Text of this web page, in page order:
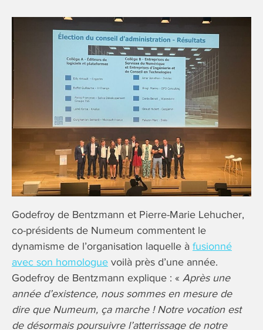
Godefroy de Bentzmann et Pierre-Marie Lehucher,
co-présidents de Numeum commentent le
dynamisme de l’organisation laquelle à fusionné
avec son homologue voilà près d’une année.
Godefroy de Bentzmann explique : « Après une
année d’existence, nous sommes en mesure de
dire que Numeum, ça marche ! Notre vocation est
de désormais poursuivre l’atterrissage de notre